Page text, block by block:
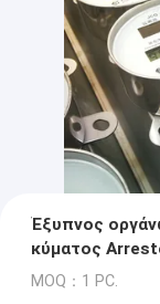
Έξυπνος
κύματος
MOQ：1 PC.